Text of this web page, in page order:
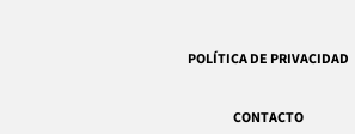
POLÍTICA DE PRIVACIDAD
CONTACTO